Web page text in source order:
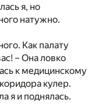
я, но
натужно.
Как палату
– Она ловко
к медицинскому
кулер.
я и поднялась.